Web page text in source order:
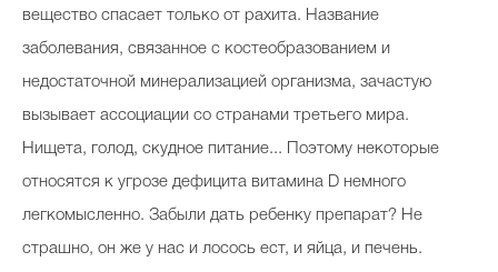
вещество спасает только от рахита. Название
заболевания, связанное с костеобразованием и
недостаточной минерализацией организма, зачастую
вызывает ассоциации со странами третьего мира.
Нищета, голод, скудное питание... Поэтому некоторые
относятся к угрозе дефицита витамина D немного
легкомысленно. Забыли дать ребенку препарат? Не
страшно, он же у нас и лосось ест, и яйца, и печень.